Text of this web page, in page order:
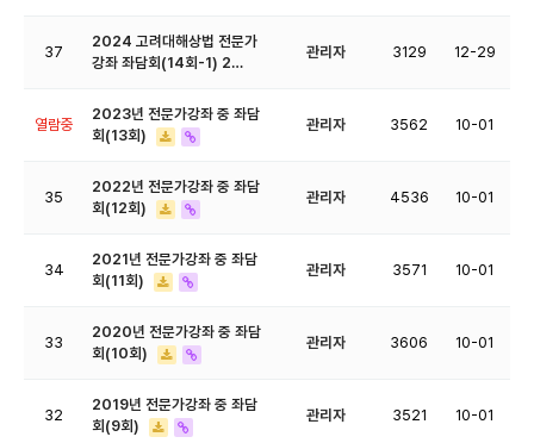
37
2024 고려대해상법 전문가
강좌 좌담회(14회-1) 2…
관리자 3129 12-29
열람중
2023년 전문가강좌 중 좌담
회(13회)
관리자 3562 10-01
35
2022년 전문가강좌 중 좌담
회(12회)
관리자 4536 10-01
34
2021년 전문가강좌 중 좌담
회(11회)
관리자 3571 10-01
33
2020년 전문가강좌 중 좌담
회(10회)
관리자 3606 10-01
32
2019년 전문가강좌 중 좌담
회(9회)
관리자 3521 10-01